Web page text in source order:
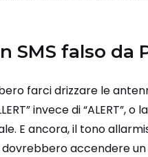
SMS falso da
farci drizzare le
invece di “ALERT”,
E ancora, il tono
accendere